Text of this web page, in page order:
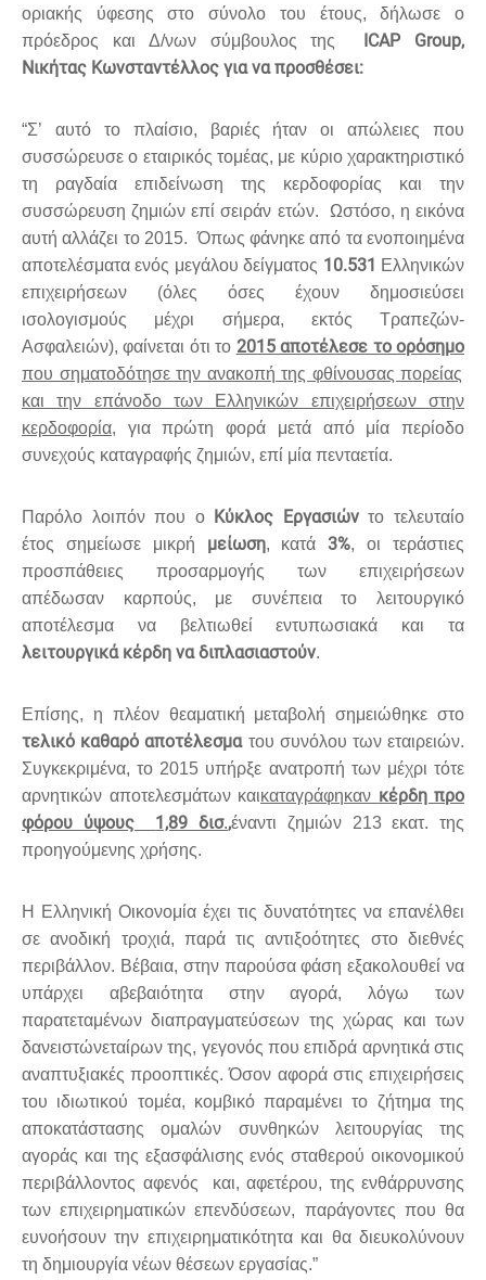
οριακής ύφεσης στο σύνολο του έτους, δήλωσε ο
πρόεδρος και Δ/νων σύμβουλος της ICAP Group,
Νικήτας Κωνσταντέλλος για να προσθέσει:
“Σ’ αυτό το πλαίσιο, βαριές ήταν οι απώλειες που
συσσώρευσε ο εταιρικός τομέας, με κύριο χαρακτηριστικό
τη ραγδαία επιδείνωση της κερδοφορίας και την
συσσώρευση ζημιών επί σειράν ετών. Ωστόσο, η εικόνα
αυτή αλλάζει το 2015. Όπως φάνηκε από τα ενοποιημένα
αποτελέσματα ενός μεγάλου δείγματος 10.531 Ελληνικών
επιχειρήσεων (όλες όσες έχουν δημοσιεύσει
ισολογισμούς μέχρι σήμερα, εκτός Τραπεζών-
Ασφαλειών), φαίνεται ότι το 2015 αποτέλεσε το ορόσημο
που σηματοδότησε την ανακοπή της φθίνουσας πορείας
και την επάνοδο των Ελληνικών επιχειρήσεων στην
κερδοφορία, για πρώτη φορά μετά από μία περίοδο
συνεχούς καταγραφής ζημιών, επί μία πενταετία.
Παρόλο λοιπόν που ο Κύκλος Εργασιώντο τελευταίο
έτος σημείωσε μικρή μείωση, κατά3%, οι τεράστιες
προσπάθειες προσαρμογής των επιχειρήσεων
απέδωσαν καρπούς, με συνέπεια το λειτουργικό
αποτέλεσμα να βελτιωθεί εντυπωσιακά και τα
λειτουργικά κέρδη να διπλασιαστούν.
Επίσης, η πλέον θεαματική μεταβολή σημειώθηκε στο
τελικό καθαρό αποτέλεσματου συνόλου των εταιρειών.
Συγκεκριμένα, το 2015 υπήρξε ανατροπή των μέχρι τότε
αρνητικών αποτελεσμάτων καικαταγράφηκαν κέρδη προ
φόρου ύψους 1,89 δισ.,έναντι ζημιών 213 εκατ. της
προηγούμενης χρήσης.
Η Ελληνική Οικονομία έχει τις δυνατότητες να επανέλθει
σε ανοδική τροχιά, παρά τις αντιξοότητες στο διεθνές
περιβάλλον. Βέβαια, στην παρούσα φάση εξακολουθεί να
υπάρχει αβεβαιότητα στην αγορά, λόγω των
παρατεταμένων διαπραγματεύσεων της χώρας και των
δανειστώνεταίρων της, γεγονός που επιδρά αρνητικά στις
αναπτυξιακές προοπτικές. Όσον αφορά στις επιχειρήσεις
του ιδιωτικού τομέα, κομβικό παραμένει το ζήτημα της
αποκατάστασης ομαλών συνθηκών λειτουργίας της
αγοράς και της εξασφάλισης ενός σταθερού οικονομικού
περιβάλλοντος αφενός και, αφετέρου, της ενθάρρυνσης
των επιχειρηματικών επενδύσεων, παράγοντες που θα
ευνοήσουν την επιχειρηματικότητα και θα διευκολύνουν
τη δημιουργία νέων θέσεων εργασίας.”